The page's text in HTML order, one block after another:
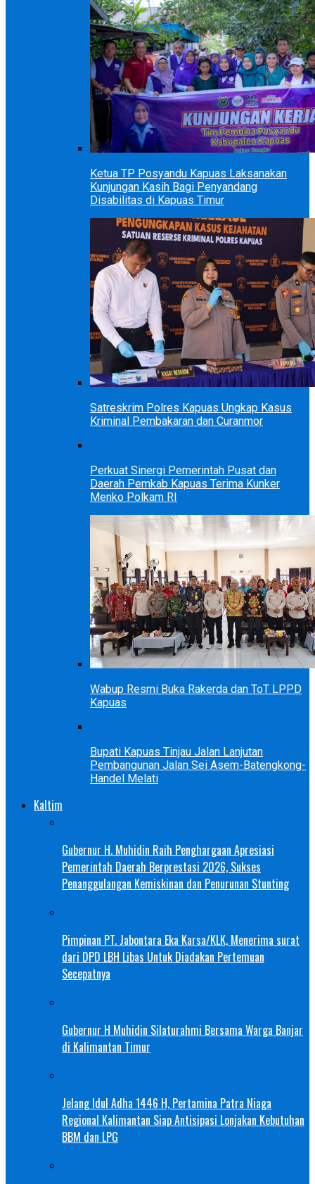
Ketua TP Posyandu Kapuas Laksanakan
Kunjungan Kasih Bagi Penyandang
Disabilitas di Kapuas Timur
Satreskrim Polres Kapuas Ungkap Kasus
Kriminal Pembakaran dan Curanmor
Perkuat Sinergi Pemerintah Pusat dan
Daerah Pemkab Kapuas Terima Kunker
Menko Polkam RI
Wabup Resmi Buka Rakerda dan ToT LPPD
Kapuas
Bupati Kapuas Tinjau Jalan Lanjutan
Pembangunan Jalan Sei Asem-Batengkong-
Handel Melati
Kaltim
Gubernur H. Muhidin Raih Penghargaan Apresiasi
Pemerintah Daerah Berprestasi 2026, Sukses
Penanggulangan Kemiskinan dan Penurunan Stunting
Pimpinan PT. Jabontara Eka Karsa/KLK, Menerima surat
dari DPD LBH Libas Untuk Diadakan Pertemuan
Secepatnya
Gubernur H Muhidin Silaturahmi Bersama Warga Banjar
di Kalimantan Timur
Jelang Idul Adha 1446 H, Pertamina Patra Niaga
Regional Kalimantan Siap Antisipasi Lonjakan Kebutuhan
BBM dan LPG